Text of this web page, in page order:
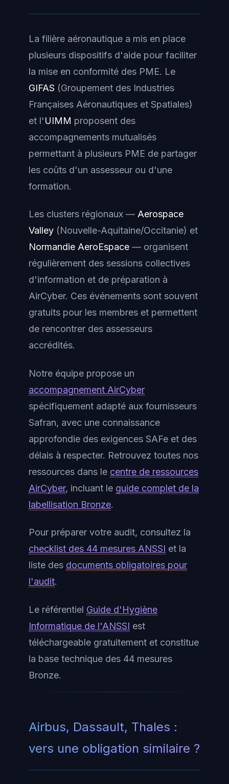
La filière aéronautique a mis en place
plusieurs dispositifs d'aide pour faciliter
la mise en conformité des PME. Le
GIFAS (Groupement des Industries
Françaises Aéronautiques et Spatiales)
et l'UIMM proposent des
accompagnements mutualisés
permettant à plusieurs PME de partager
les coûts d'un assesseur ou d'une
formation.
Les clusters régionaux — Aerospace
Valley (Nouvelle-Aquitaine/Occitanie) et
Normandie AeroEspace — organisent
régulièrement des sessions collectives
d'information et de préparation à
AirCyber. Ces événements sont souvent
gratuits pour les membres et permettent
de rencontrer des assesseurs
accrédités.
Notre équipe propose un
accompagnement AirCyber
spécifiquement adapté aux fournisseurs
Safran, avec une connaissance
approfondie des exigences SAFe et des
délais à respecter. Retrouvez toutes nos
ressources dans le centre de ressources
AirCyber, incluant le guide complet de la
labellisation Bronze.
Pour préparer votre audit, consultez la
checklist des 44 mesures ANSSI et la
liste des documents obligatoires pour
l'audit.
Le référentiel Guide d'Hygiène
Informatique de l'ANSSI est
téléchargeable gratuitement et constitue
la base technique des 44 mesures
Bronze.
Airbus, Dassault, Thales :
vers une obligation similaire ?